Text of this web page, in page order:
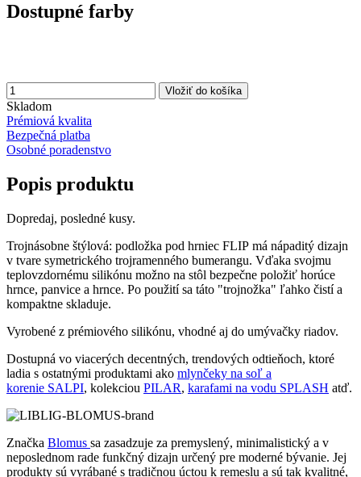
Dostupné farby
Vložiť do košíka
Skladom
Prémiová kvalita
Bezpečná platba
Osobné poradenstvo
Popis produktu
Dopredaj, posledné kusy.
Trojnásobne štýlová: podložka pod hrniec FLIP má nápaditý dizajn
v tvare symetrického trojramenného bumerangu. Vďaka svojmu
teplovzdornému silikónu možno na stôl bezpečne položiť horúce
hrnce, panvice a hrnce. Po použití sa táto "trojnožka" ľahko čistí a
kompaktne skladuje.
Vyrobené z prémiového silikónu, vhodné aj do umývačky riadov.
Dostupná vo viacerých decentných, trendových odtieňoch, ktoré
ladia s ostatnými produktami ako mlynčeky na soľ a
korenie SALPI, kolekciou PILAR, karafami na vodu SPLASH atď.
Značka Blomus sa zasadzuje za premyslený, minimalistický a v
neposlednom rade funkčný dizajn určený pre moderné bývanie. Jej
produkty sú vyrábané s tradičnou úctou k remeslu a sú tak kvalitné,